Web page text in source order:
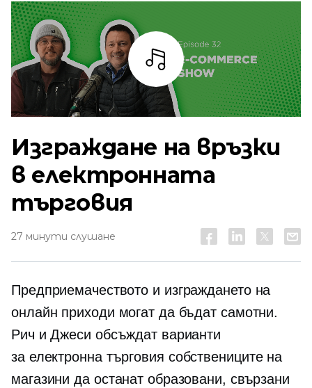
Слушай
Изграждане на връзки
в електронната
търговия
27 минути слушане
Предприемачеството и изграждането на
онлайн приходи могат да бъдат самотни.
Рич и Джеси обсъждат варианти
за електронна търговия собствениците на
магазини да останат образовани, свързани